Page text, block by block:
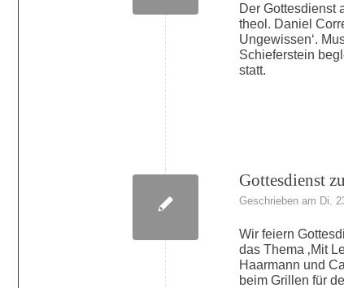
Der Gottesdienst
theol. Daniel
Ungewissen‘.
Schieferstein
statt.
Gottesdienst
Geschrieben am Di.
Wir feiern
das Thema ‚Mit
Haarmann und
beim Grillen für